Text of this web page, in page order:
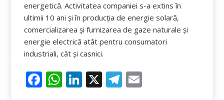
energetică. Activitatea companiei s-a extins în
ultimii 10 ani și în producția de energie solară,
comercializarea și furnizarea de gaze naturale și
energie electrică atât pentru consumatori
industriali, cât și casnici.
F W Li X T